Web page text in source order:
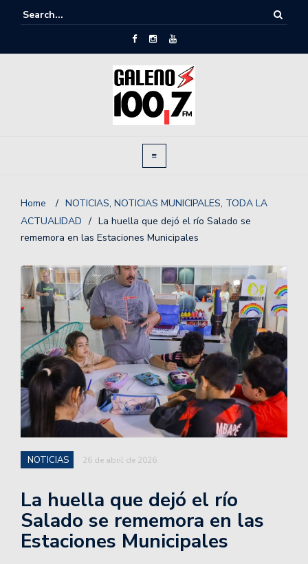
Home / NOTICIAS, NOTICIAS MUNICIPALES, TODA LA
ACTUALIDAD / La huella que dejó el río Salado se
rememora en las Estaciones Municipales
NOTICIAS 26 de abril de 2026
La huella que dejó el río
Salado se rememora en las
Estaciones Municipales